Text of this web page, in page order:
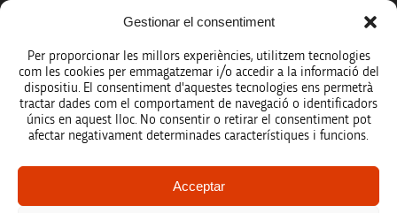
Gestionar el consentiment
Per proporcionar les millors experiències, utilitzem tecnologies
com les cookies per emmagatzemar i/o accedir a la informació del
dispositiu. El consentiment d'aquestes tecnologies ens permetrà
tractar dades com el comportament de navegació o identificadors
únics en aquest lloc. No consentir o retirar el consentiment pot
afectar negativament determinades característiques i funcions.
Acceptar
Més organismes de suport a la innovació
Avís legal
Política de protecció de dades